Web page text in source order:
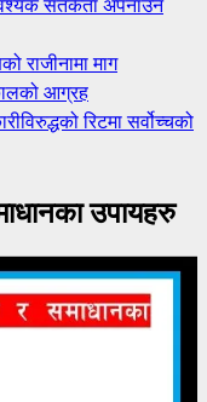
राजीनामा माग
आग्रह
रिटमा सर्वोच्चको
उपायहरु